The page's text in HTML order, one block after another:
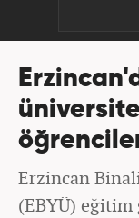
Erzincan
(EBYÜ)